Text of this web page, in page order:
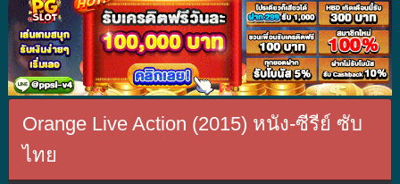
Orange Live Action (2015) หนัง-ซีรีย์ ซับ
ไทย